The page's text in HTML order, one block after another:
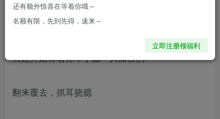
当她开始敷衍你的献媚
当她开始背着你，宁愿一人痛苦的
翻来覆去，抓耳挠腮
还有额外惊喜在等着你哦～
名额有限，先到先得，速来～
立即注册领福利